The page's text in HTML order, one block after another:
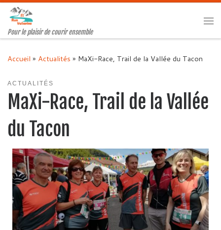
Passer au contenu
Pour le plaisir de courir ensemble
Accueil » Actualités » MaXi-Race, Trail de la Vallée du Tacon
ACTUALITÉS
MaXi-Race, Trail de la Vallée
du Tacon